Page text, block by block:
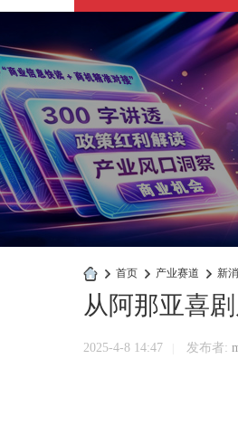
快
业
› 首页 › 产业赛道 › 新
从阿那亚喜
2025-4-8 14:47 发布者: